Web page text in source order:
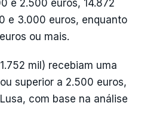
e 2.500 euros, 14.872
e 3.000 euros, enquanto
ou mais.
mil) recebiam uma
superior a 2.500 euros,
com base na análise